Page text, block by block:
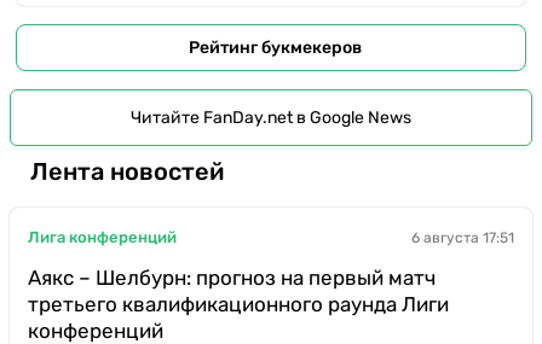
Рейтинг букмекеров
Читайте FanDay.net в Google News
Лента новостей
Лига конференций 6 августа 17:51
Аякс – Шелбурн: прогноз на первый матч
третьего квалификационного раунда Лиги
конференций